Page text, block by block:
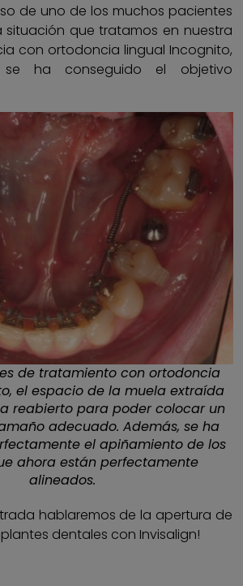
de uno de los muchos pacientes
que tratamos en nuestra
con ortodoncia lingual Incognito,
ha conseguido el objetivo
de tratamiento con ortodoncia
el espacio de la muela extraída
reabierto para poder colocar un
adecuado. Además, se ha
el apiñamiento de los
ahora están perfectamente
alineados.
hablaremos de la apertura de
dentales con Invisalign!